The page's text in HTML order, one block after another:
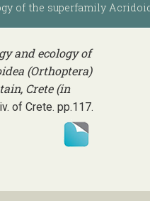
of the superfamily
and ecology of
(Orthoptera)
Crete (in
of Crete. pp.117.